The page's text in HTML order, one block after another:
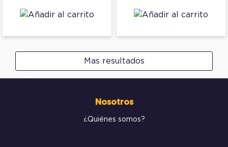
Mas resultados
Nosotros
¿Quiénes somos?